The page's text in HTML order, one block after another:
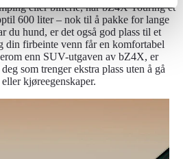
eller bilferie, har bZ4X Touring et
600 liter – nok til å pakke for lange
du hund, er det også god plass til et
din firbeinte venn får en komfortabel
enn SUV-utgaven av bZ4X, er
som trenger ekstra plass uten å gå
kjøreegenskaper.